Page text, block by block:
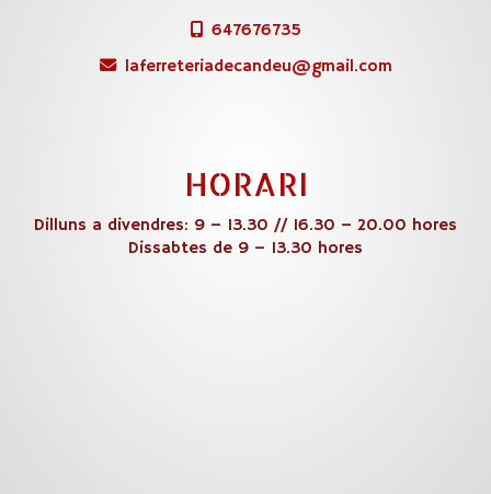
647676735
laferreteriadecandeu
gmail.com
HORARI
Dilluns a divendres: 9 – 13.30 // 16.30 – 20.00 hores
Dissabtes de 9 – 13.30 hores